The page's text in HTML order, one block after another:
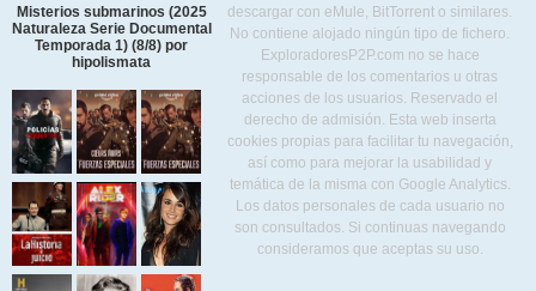
Misterios submarinos (2025
Naturaleza Serie Documental
Temporada 1) (8/8) por
hipolismata
descargar con eMule, BitTorrent o similares.
No contiene alojado ningún tipo de fichero.
ExploradoresP2P.com no se hace
responsable de los comentarios u otras
acciones de los usuarios. Reservado el
derecho de admisión. Esta web inserta
cookies propias para facilitar tu navegación,
así como para mejorar la usabilidad y
temática de la misma con Google Analytics.
Los datos personales de cada usuario no
son consultados. Si continuas navegando
consideramos que aceptas su uso.